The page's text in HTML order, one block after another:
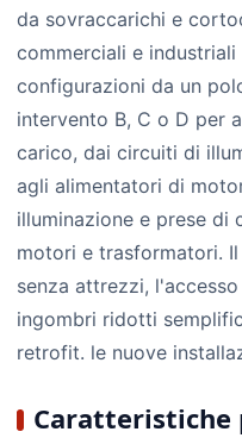
da sovraccarichi e
commerciali e
configurazioni da un
intervento B, C o D per
carico, dai circuiti di
agli alimentatori di
illuminazione e prese di
motori e trasformatori.
senza attrezzi,
ingombri ridotti
retrofit. le nuove
Caratteristiche